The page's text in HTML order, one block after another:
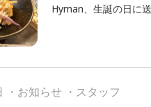
Hyman、生誕の日に
・ お知らせ ・ スタッフ